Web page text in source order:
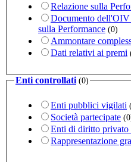
Relazione sulla
Documento
sulla Performance (0)
Ammontare
Dati relativi ai premi
Enti controllati (0)
Enti pubblici vigilati
Società partecipate
Enti di diritto privato
Rappresentazione